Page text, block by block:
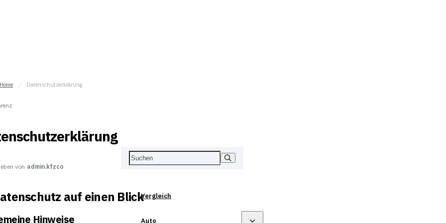
Vergleich
Auto
Home Datenschutzerklärung
von admin.kfzco
auf einen Blick
Hinweise